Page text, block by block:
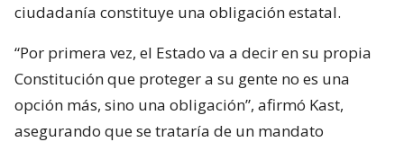
ciudadanía constituye una obligación estatal.
“Por primera vez, el Estado va a decir en su propia
Constitución que proteger a su gente no es una
opción más, sino una obligación”, afirmó Kast,
asegurando que se trataría de un mandato